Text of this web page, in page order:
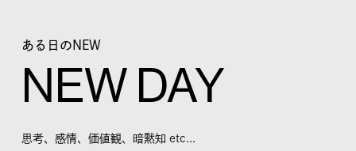
ある日のNEW
NEW DAY
思考、感情、価値観、暗黙知 etc...